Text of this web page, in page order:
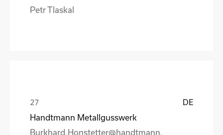
Petr Tlaskal
DE
Handtmann Metallgusswerk
Burkhard.Honstetter@handtmann.